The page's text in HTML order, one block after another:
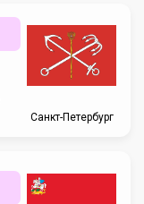
Санкт-Петербург